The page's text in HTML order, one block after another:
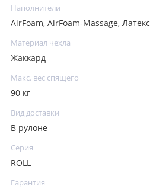
Наполнители
AirFoam, AirFoam-Massage, Латекс
Материал чехла
Жаккард
Макс. вес спящего
90 кг
Вид доставки
В рулоне
Серия
ROLL
Гарантия